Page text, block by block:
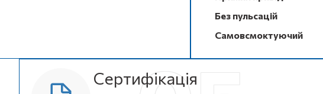
Без пульсацій
Самовсмоктуючий
Сертифікація